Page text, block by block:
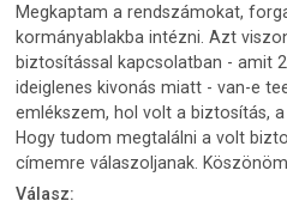
Megkaptam a rendszámokat,
kormányablakba intézni. Azt
biztosítással kapcsolatban - amit
ideiglenes kivonás miatt - van-e
emlékszem, hol volt a biztosítás,
Hogy tudom megtalálni a volt
címemre válaszoljanak.
Válasz: